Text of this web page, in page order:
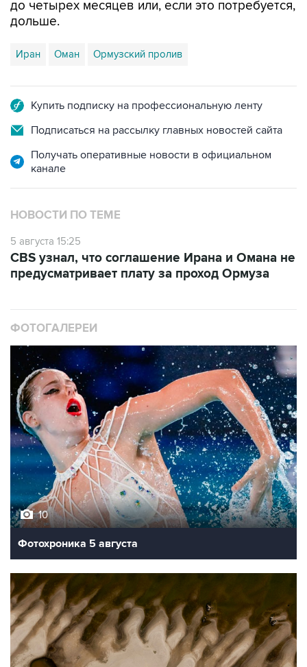
до четырех месяцев или, если это потребуется,
дольше.
Иран Оман Ормузский пролив
Купить подписку на профессиональную ленту
Подписаться на рассылку главных новостей сайта
Получать оперативные новости в официальном
канале
НОВОСТИ ПО ТЕМЕ
5 августа 15:25
CBS узнал, что соглашение Ирана и Омана не
предусматривает плату за проход Ормуза
ФОТОГАЛЕРЕИ
10
Фотохроника 5 августа